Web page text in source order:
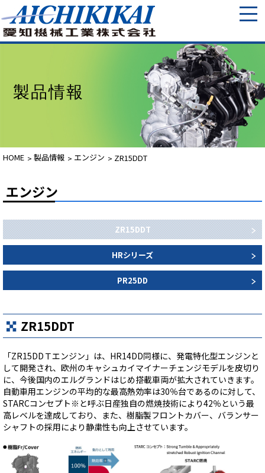
製品情報
HOME 製品情報 エンジン ZR15DDT
エンジン
ZR15DDT
HRシリーズ
PR25DD
ZR15DDT
「ZR15DDＴエンジン」は、HR14DD同様に、発電特化型エンジンと
して開発され、欧州のキャシュカイマイナーチェンジモデルを皮切り
に、今後国内のエルグランドはじめ搭載車両が拡大されていきます。
自動車用エンジンの平均的な最高熱効率は30％台であるのに対して、
STARCコンセプト※と呼ぶ日産独自の燃焼技術により42％という最
高レベルを達成しており、また、樹脂製フロントカバー、バランサー
シャフトの採用により静粛性も向上させています。